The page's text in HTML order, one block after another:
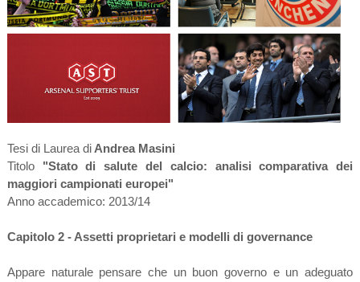
Tesi di Laurea diAndrea Masini
Titolo "Stato di salute del calcio: analisi comparativa dei
maggiori campionati europei"
Anno accademico: 2013/14
Capitolo 2 - Assetti proprietari e modelli di governance
Appare naturale pensare che un buon governo e un adeguato